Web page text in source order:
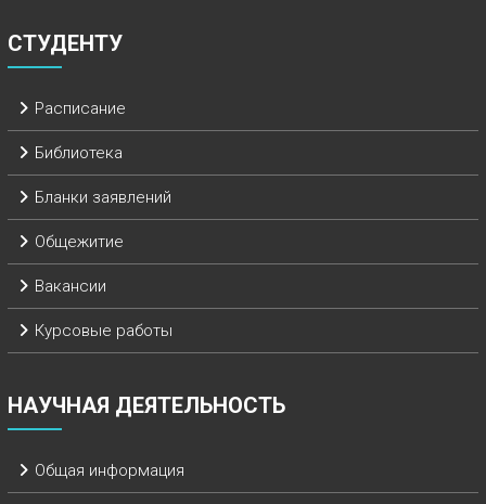
СТУДЕНТУ
Расписание
Библиотека
Бланки заявлений
Общежитие
Вакансии
Курсовые работы
НАУЧНАЯ ДЕЯТЕЛЬНОСТЬ
Общая информация